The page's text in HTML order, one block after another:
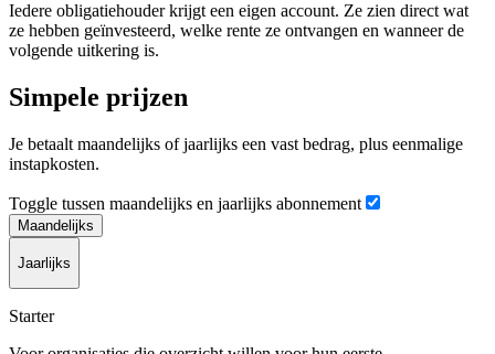
Iedere obligatiehouder krijgt een eigen account. Ze zien direct wat
ze hebben geïnvesteerd, welke rente ze ontvangen en wanneer de
volgende uitkering is.
Simpele prijzen
Je betaalt maandelijks of jaarlijks een vast bedrag, plus eenmalige
instapkosten.
Toggle tussen maandelijks en jaarlijks abonnement
Maandelijks
Jaarlijks
Starter